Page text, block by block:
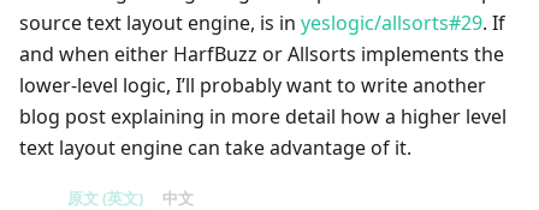
source text layout engine, is in yeslogic/allsorts#29. If
and when either HarfBuzz or Allsorts implements the
lower-level logic, I’ll probably want to write another
blog post explaining in more detail how a higher level
text layout engine can take advantage of it.
原文 (英文) 中文